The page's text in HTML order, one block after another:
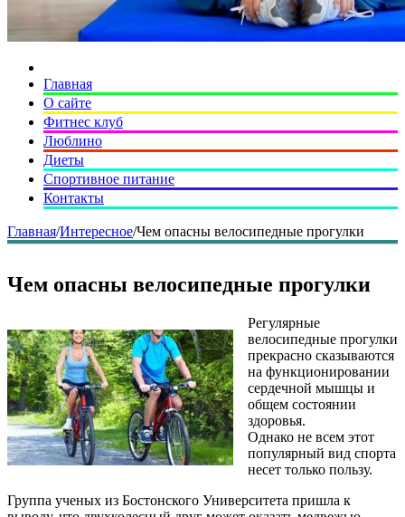
Главная
О сайте
Фитнес клуб
Люблино
Диеты
Спортивное питание
Контакты
Главная/Интересное/Чем опасны велосипедные прогулки
Чем опасны велосипедные прогулки
Регулярные
велосипедные прогулки
прекрасно сказываются
на функционировании
сердечной мышцы и
общем состоянии
здоровья.
Однако не всем этот
популярный вид спорта
несет только пользу.
Группа ученых из Бостонского Университета пришла к